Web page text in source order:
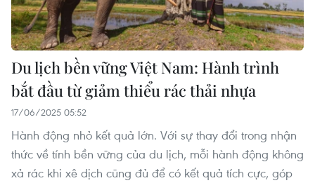
Du lịch bền vững Việt Nam: Hành trình
bắt đầu từ giảm thiểu rác thải nhựa
17/06/2025 05:52
Hành động nhỏ kết quả lớn. Với sự thay đổi trong nhận
thức về tính bền vững của du lịch, mỗi hành động không
xả rác khi xê dịch cũng đủ để có kết quả tích cực, góp